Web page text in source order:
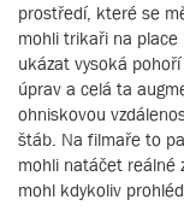
prostředí, které se
mohli trikaři na place
ukázat vysoká
úprav a celá ta
ohniskovou
štáb. Na filmaře to
mohli natáčet reálné
mohl kdykoliv